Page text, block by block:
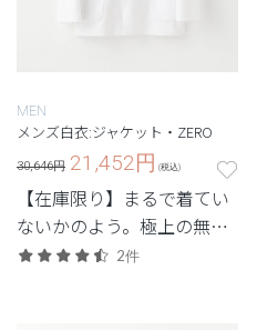
MEN
メンズ白衣:ジャケット・ZERO
30,646円 21,452円 (税込)
【在庫限り】まるで着てい
ないかのよう。極上の無重
力体験を味わう次世代シリ
2件